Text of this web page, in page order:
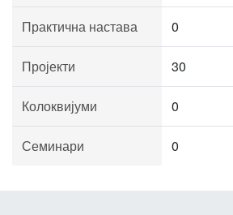
Практична настава 0
Пројекти 30
Колоквијуми 0
Семинари 0